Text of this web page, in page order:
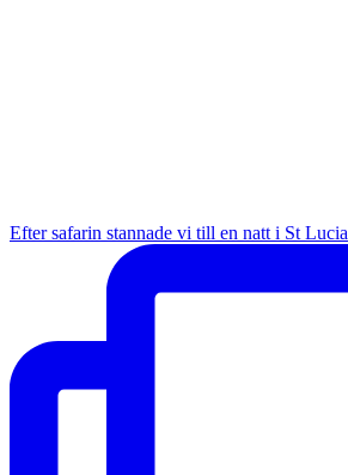
Efter safarin stannade vi till en natt i St Lucia